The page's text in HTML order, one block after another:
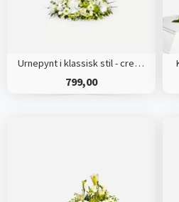
Urnepynt i klassisk stil - creme
799,00